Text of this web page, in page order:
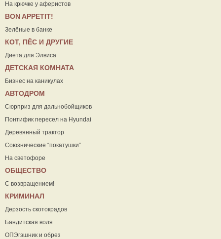
На крючке у аферистов
ВON APPETIT!
Зелёные в банке
КОТ, ПЁС И ДРУГИЕ
Диета для Элвиса
ДЕТСКАЯ КОМНАТА
Бизнес на каникулах
АВТОДРОМ
Сюрприз для дальнобойщиков
Понтифик пересел на Hyundai
Деревянный трактор
Союзнические “покатушки”
На светофоре
ОБЩЕСТВО
С возвращением!
КРИМИНАЛ
Дерзость скотокрадов
Бандитская воля
ОПЭгэшник и обрез